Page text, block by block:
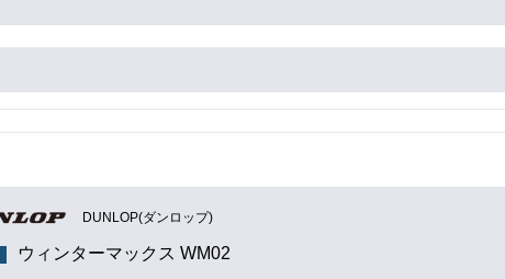
DUNLOP(ダンロップ)
ウィンターマックス WM02